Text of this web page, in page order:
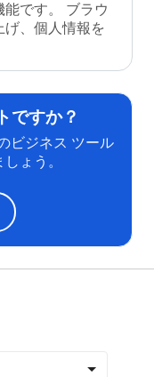
です。 ブラウ
、個人情報を
ですか？
ビジネス ツール
ょう。